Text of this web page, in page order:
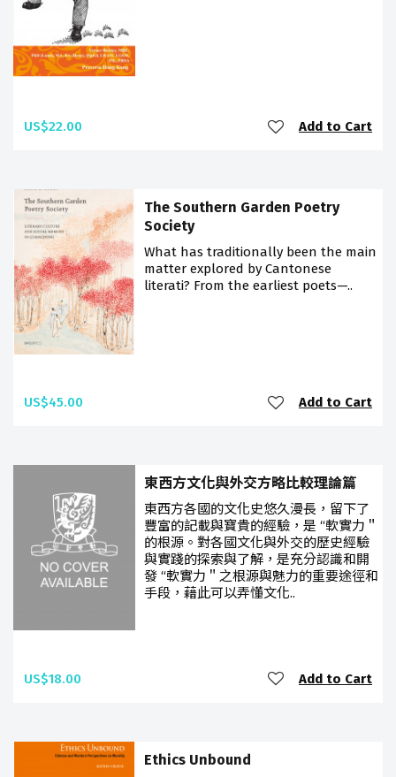
US$22.00 Add to Cart
The Southern Garden Poetry
Society
What has traditionally been the main
matter explored by Cantonese
literati? From the earliest poets—..
US$45.00 Add to Cart
東西方文化與外交方略比較理論篇
東西方各國的文化史悠久漫長，留下了
豐富的記載與寶貴的經驗，是 “軟實力＂
的根源。對各國文化與外交的歷史經驗
與實踐的探索與了解，是充分認識和開
發 “軟實力＂之根源與魅力的重要途徑和
手段，藉此可以弄懂文化..
US$18.00 Add to Cart
Ethics Unbound